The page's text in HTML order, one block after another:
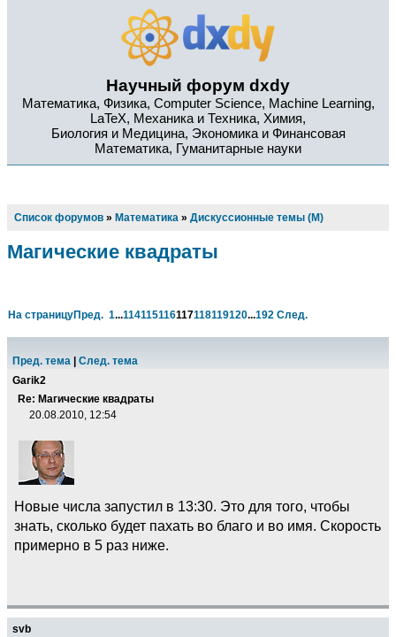
Научный форум dxdy
Математика, Физика, Computer Science, Machine Learning,
LaTeX, Механика и Техника, Химия,
Биология и Медицина, Экономика и Финансовая
Математика, Гуманитарные науки
Список форумов » Математика » Дискуссионные темы (М)
Магические квадраты
На страницуПред. 1...114115116117118119120...192 След.
Пред. тема
След. тема
Garik2
Re: Магические квадраты
20.08.2010, 12:54
Новые числа запустил в 13:30. Это для того, чтобы
знать, сколько будет пахать во благо и во имя. Скорость
примерно в 5 раз ниже.
svb